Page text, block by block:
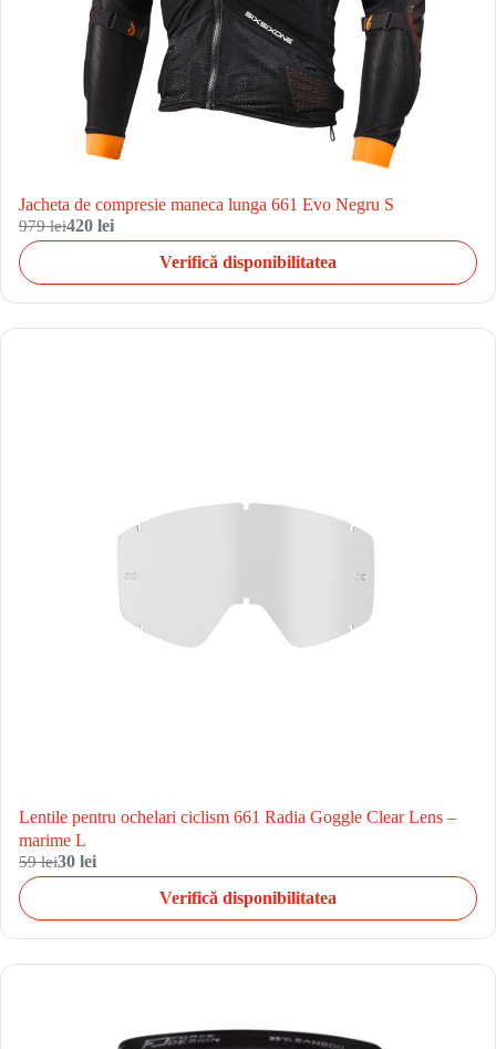
Jacheta de compresie maneca lunga 661 Evo Negru S
979 lei420 lei
Verifică disponibilitatea
Lentile pentru ochelari ciclism 661 Radia Goggle Clear Lens –
marime L
59 lei30 lei
Verifică disponibilitatea